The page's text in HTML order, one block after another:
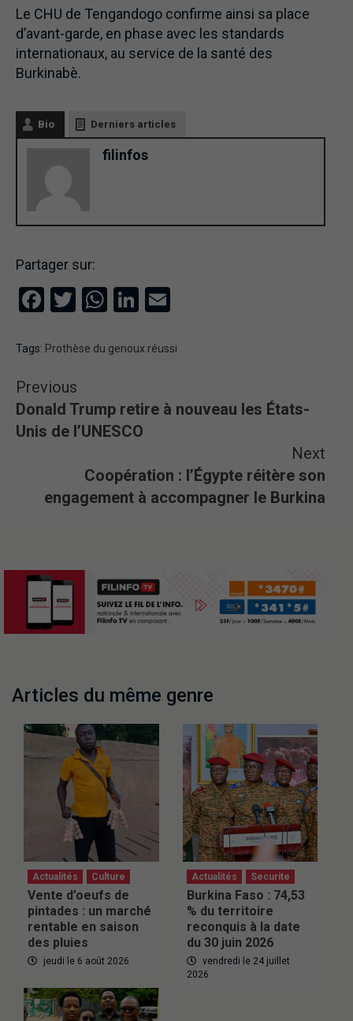
Le CHU de Tengandogo confirme ainsi sa place
d’avant-garde, en phase avec les standards
internationaux, au service de la santé des
Burkinabè.
Bio Derniers articles
filinfos
Partager sur:
Facebook
TwitterWhatsApp
LinkedIn
Tags: Prothèse du genoux réussi
Previous
Donald Trump retire à nouveau les États-
Unis de l’UNESCO‎
Next
Coopération : l’Égypte réitère son
engagement à accompagner le Burkina
Articles du même genre
Actualités Culture
Vente d’oeufs de
pintades : un marché
rentable en saison
des pluies
jeudi le 6 août 2026
Actualités Securite
Burkina Faso : 74,53
% du territoire
reconquis à la date
du 30 juin 2026
vendredi le 24 juillet
2026